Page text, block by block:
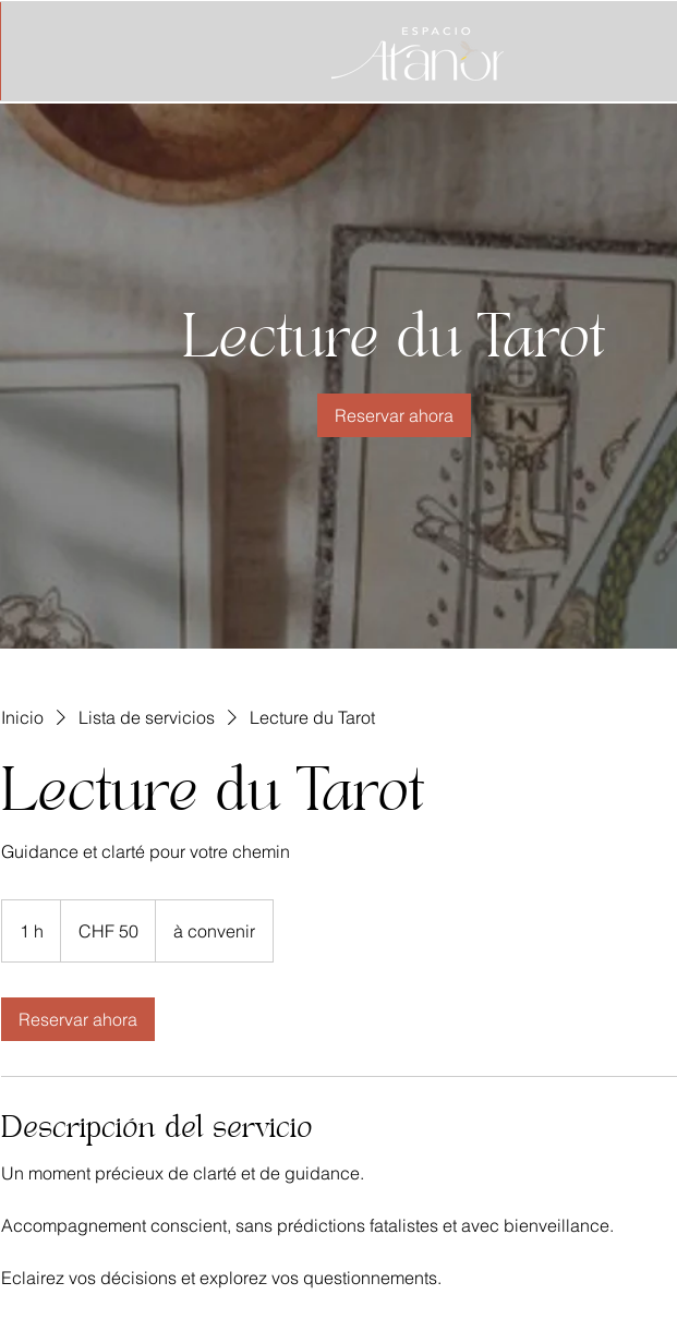
Lecture du Tarot
Reservar ahora
Inicio Lista de servicios Lecture du Tarot
Lecture du Tarot
Guidance et clarté pour votre chemin
1 h
suizosCHF 50 à convenir
Reservar ahora
Descripción del servicio
Un moment précieux de clarté et de guidance.
Accompagnement conscient, sans prédictions fatalistes et avec bienveillance.
Eclairez vos décisions et explorez vos questionnements.